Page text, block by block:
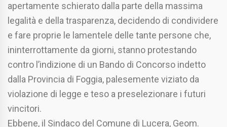
apertamente schierato dalla parte della massima
legalità e della trasparenza, decidendo di condividere
e fare proprie le lamentele delle tante persone che,
ininterrottamente da giorni, stanno protestando
contro l’indizione di un Bando di Concorso indetto
dalla Provincia di Foggia, palesemente viziato da
violazione di legge e teso a preselezionare i futuri
vincitori.
Ebbene, il Sindaco del Comune di Lucera, Geom.